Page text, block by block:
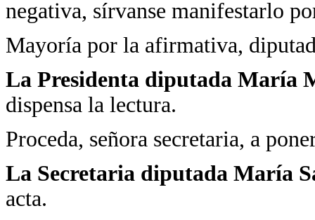
negativa, sírvanse manifestarlo
Mayoría por la afirmativa,
La Presidenta diputada María
dispensa la lectura.
Proceda, señora secretaria, a
La Secretaria diputada María
acta.